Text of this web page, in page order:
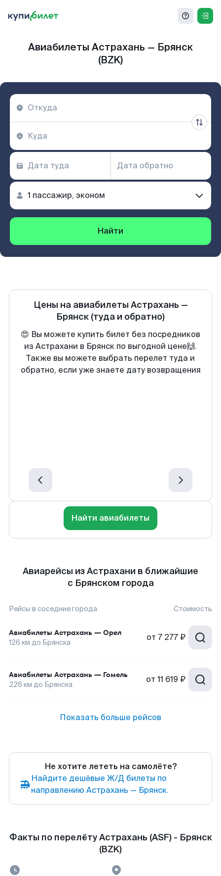
Авиабилеты Астрахань — Брянск
(BZK)
Найти
Цены на авиабилеты Астрахань —
Брянск (туда и обратно)
😍 Вы можете купить билет без посредников
из Астрахани в Брянск по выгодной цене🙌.
Также вы можете выбрать перелет туда и
обратно, если уже знаете дату возвращения
Найти авиабилеты
Авиарейсы из Астрахани в ближайшие
с Брянском города
Рейсы в соседние города Стоимость
Авиабилеты Астрахань — Орел
126 км до Брянска от 7 277 ₽
Авиабилеты Астрахань — Гомель
226 км до Брянска от 11 619 ₽
Показать больше рейсов
Не хотите лететь на самолёте?
Найдите дешёвые Ж/Д билеты по
направлению Астрахань — Брянск.
Факты по перелёту Астрахань (ASF) - Брянск
(BZK)